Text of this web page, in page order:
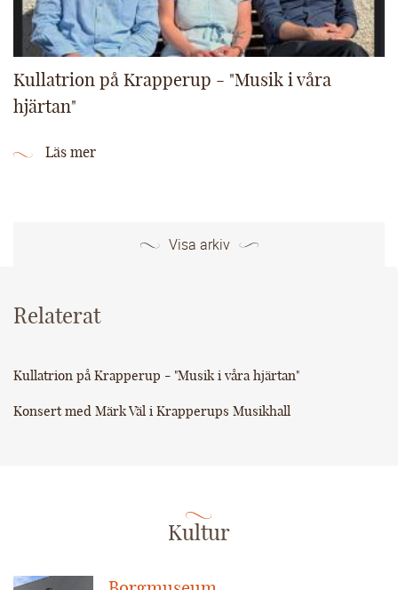
Kullatrion på Krapperup - "Musik i våra
hjärtan"
Läs mer
Visa arkiv
Relaterat
Kullatrion på Krapperup - "Musik i våra hjärtan"
Konsert med Märk Väl i Krapperups Musikhall
Kultur